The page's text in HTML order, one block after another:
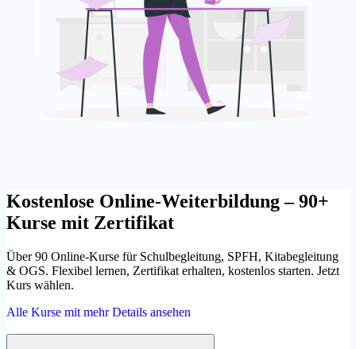
Kostenlose Online-Weiterbildung – 90+
Kurse mit Zertifikat
Über 90 Online-Kurse für Schulbegleitung, SPFH, Kitabegleitung
& OGS. Flexibel lernen, Zertifikat erhalten, kostenlos starten. Jetzt
Kurs wählen.
Alle Kurse mit mehr Details ansehen